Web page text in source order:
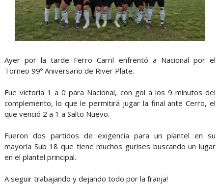
Ayer por la tarde Ferro Carril enfrentó a Nacional por el
Torneo 99º Aniversario de River Plate.
Fue victoria 1 a 0 para Nacional, con gol a los 9 minutos del
complemento, lo que le permitirá jugar la final ante Cerro, el
que venció 2 a 1 a Salto Nuevo.
Fueron dos partidos de exigencia para un plantel en su
mayoría Sub 18 que tiene muchos gurises buscando un lugar
en el plantel principal.
A seguir trabajando y dejando todo por la franja!